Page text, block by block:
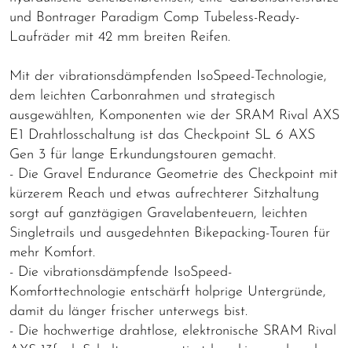
und Bontrager Paradigm Comp Tubeless-Ready-
Laufräder mit 42 mm breiten Reifen.
Mit der vibrationsdämpfenden IsoSpeed-Technologie,
dem leichten Carbonrahmen und strategisch
ausgewählten, Komponenten wie der SRAM Rival AXS
E1 Drahtlosschaltung ist das Checkpoint SL 6 AXS
Gen 3 für lange Erkundungstouren gemacht.
- Die Gravel Endurance Geometrie des Checkpoint mit
kürzerem Reach und etwas aufrechterer Sitzhaltung
sorgt auf ganztägigen Gravelabenteuern, leichten
Singletrails und ausgedehnten Bikepacking-Touren für
mehr Komfort.
- Die vibrationsdämpfende IsoSpeed-
Komforttechnologie entschärft holprige Untergründe,
damit du länger frischer unterwegs bist.
- Die hochwertige drahtlose, elektronische SRAM Rival